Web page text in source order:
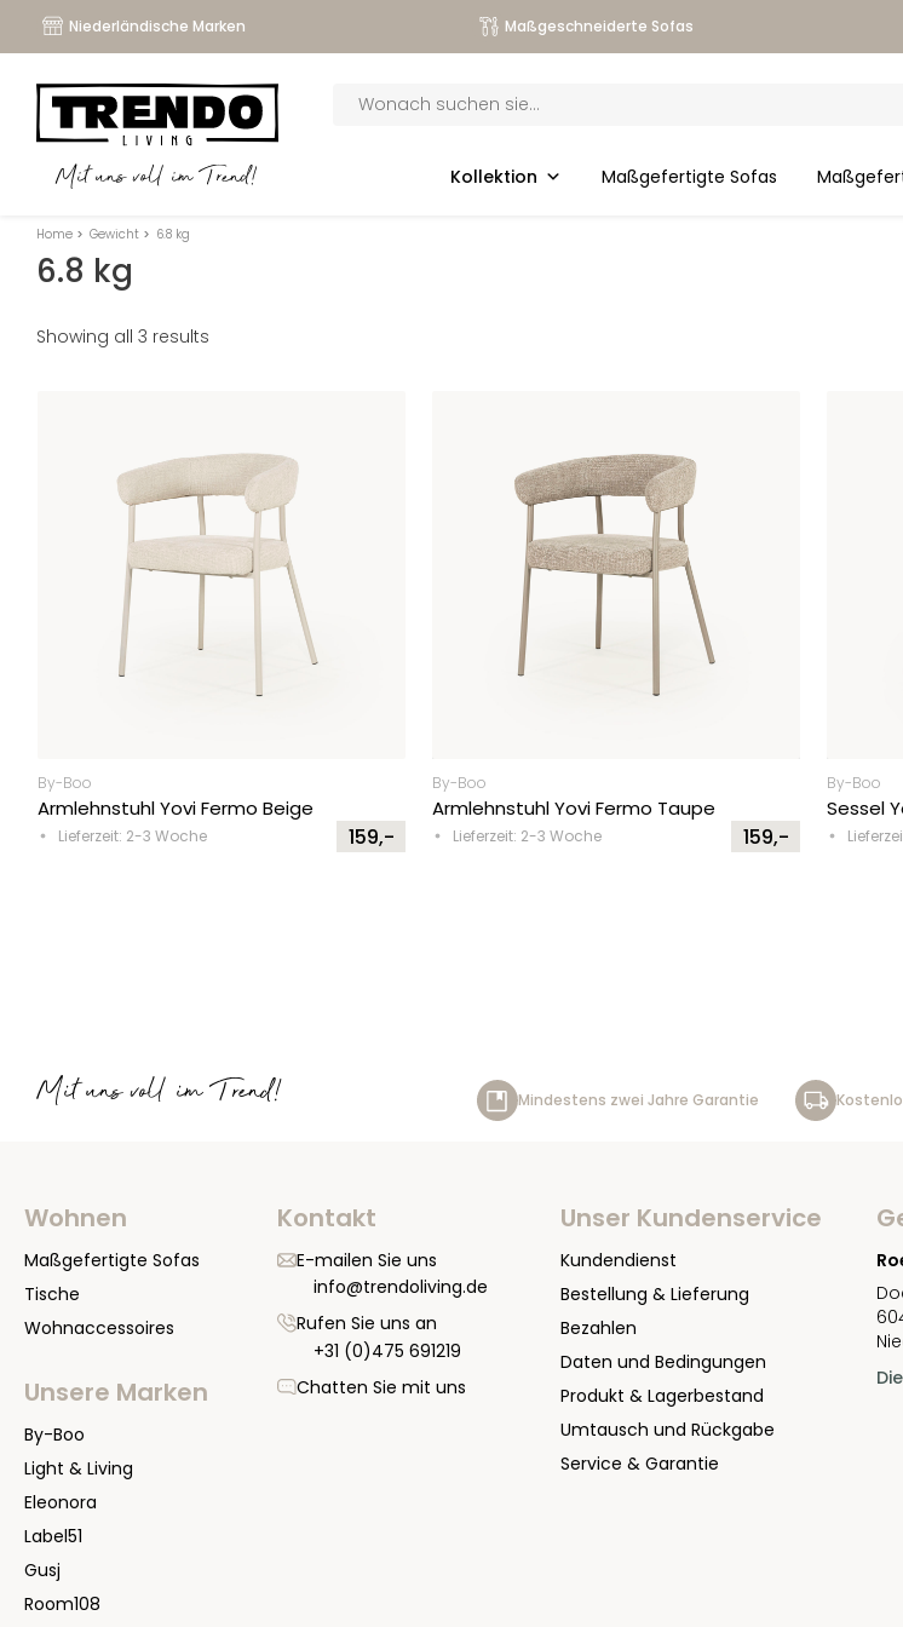
Niederländische Marken Maßgeschneiderte Sofas
Mit uns voll im Trend!
search
Kollektion Maßgefertigte Sofas
Home > Gewicht > 6.8 kg
6.8 kg
Showing all 3 results
By-Boo
Armlehnstuhl Yovi Fermo Beige
Lieferzeit: 2-3 Woche 159,-
By-Boo
Armlehnstuhl Yovi Fermo Taupe
Lieferzeit: 2-3 Woche 159,-
By-Boo
Sessel
Mit uns voll im Trend! Mindestens zwei Jahre Garantie
Wohnen
Maßgefertigte Sofas
Tische
Wohnaccessoires
Unsere Marken
By-Boo
Light & Living
Eleonora
Label51
Gusj
Room108
Kontakt
E-mailen Sie uns
info@trendoliving.de
Rufen Sie uns an
+31 (0)475 691219
Chatten Sie mit uns
Unser Kundenservice
Kundendienst
Bestellung & Lieferung
Bezahlen
Daten und Bedingungen
Produkt & Lagerbestand
Umtausch und Rückgabe
Service & Garantie